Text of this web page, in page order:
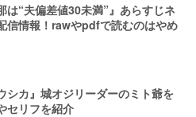
は“夫偏差値30未満”』あらすじネ
信情報！rawやpdfで読むのはやめ
シカ』城オジリーダーのミト爺を
セリフを紹介